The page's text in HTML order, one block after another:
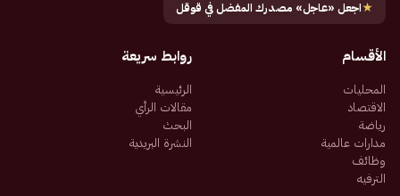
★اجعل «عاجل» مصدرك المفضل في قوقل
الأقسام
المحليات
الاقتصاد
رياضة
مدارات عالمية
وظائف
الترفيه
روابط سريعة
الرئيسية
مقالات الرأي
البحث
النشرة البريدية